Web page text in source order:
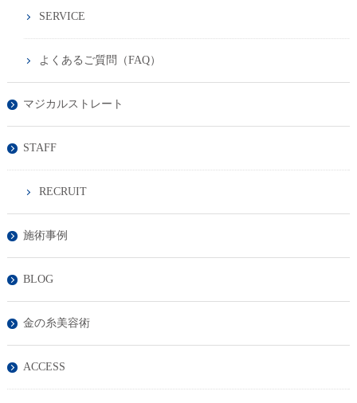
SERVICE
よくあるご質問（FAQ）
マジカルストレート
STAFF
RECRUIT
施術事例
BLOG
金の糸美容術
ACCESS